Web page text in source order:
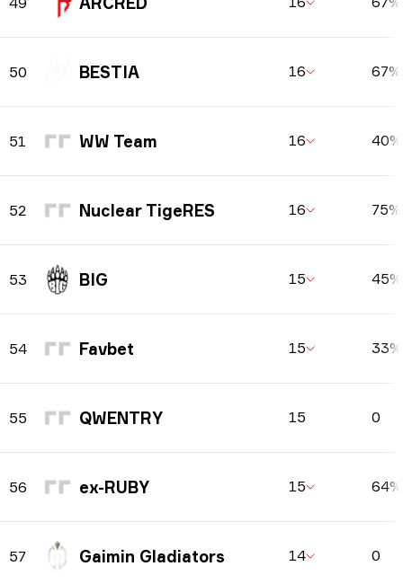
50 BESTIA 16 67%
51 WW Team 16 40%
52 Nuclear TigeRES 16 75%
53 BIG 15 45%
54 Favbet 15 33%
55 QWENTRY 15 0
56 ex-RUBY 15 64%
57 Gaimin Gladiators 14 0